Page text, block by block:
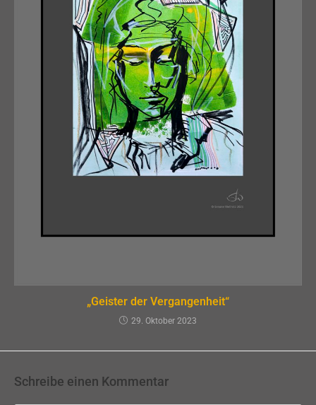
„Geister der Vergangenheit“
29. Oktober 2023
Schreibe einen Kommentar